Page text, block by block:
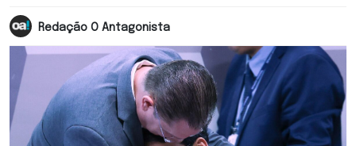
Redação O Antagonista